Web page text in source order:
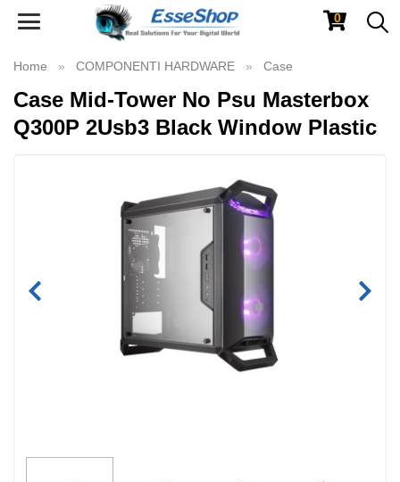
Toggle
0
Home COMPONENTI HARDWARE Case
Case Mid-Tower No Psu Masterbox
Q300P 2Usb3 Black Window Plastic